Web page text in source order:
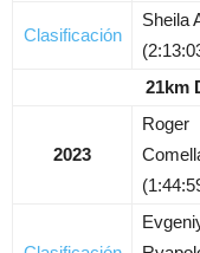
Clasificación
Sheila
21km
2023
Roger